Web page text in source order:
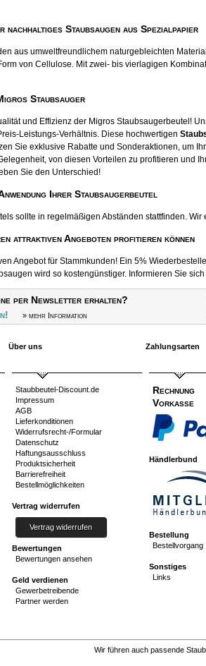
Staubsaugen aus Spezialpapier
aus umweltfreundlichem naturgebleichten
von Cellulose. Mit zwei- bis vierlagigen
Staubsauger
und Effizienz der Migros Staubsaugerbeutel!
Leistungs-Verhältnis. Diese hochwertigen
Sie exklusive Rabatte und Sonderaktionen, um
von diesen Vorteilen zu profitieren und
Sie den Unterschied!
Ihrer Staubsaugerbeutel
sollte in regelmäßigen Abständen stattfinden.
attraktiven Angeboten profitieren können
Angebot für Stammkunden! Ein 5%
wird so kostengünstiger. Informieren Sie
per Newsletter erhalten?
» mehr Information
Über uns
Staubbeutel-Discount.de
Impressum
AGB
Lieferkonditionen
Widerrufsrecht-/Formular
Datenschutz
Haftungsausschluss
Produktsicherheit
Barrierefreiheit
Bestellmöglichkeiten
Vertrag widerrufen
Vertrag widerrufen
Bewertungen
Bewertungen ansehen
Geld verdienen
Gewerbetreibende
Partner werden
Zahlungsarten
Rechnung
Vorkasse
Händlerbund
Bestellung
Bestellvorgang
Sonstiges
Links
Wir führen auch passende